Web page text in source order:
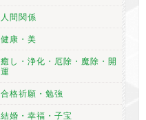
人間関係
健康・美
癒し・浄化・厄除・魔除・開
運
合格祈願・勉強
結婚・幸福・子宝